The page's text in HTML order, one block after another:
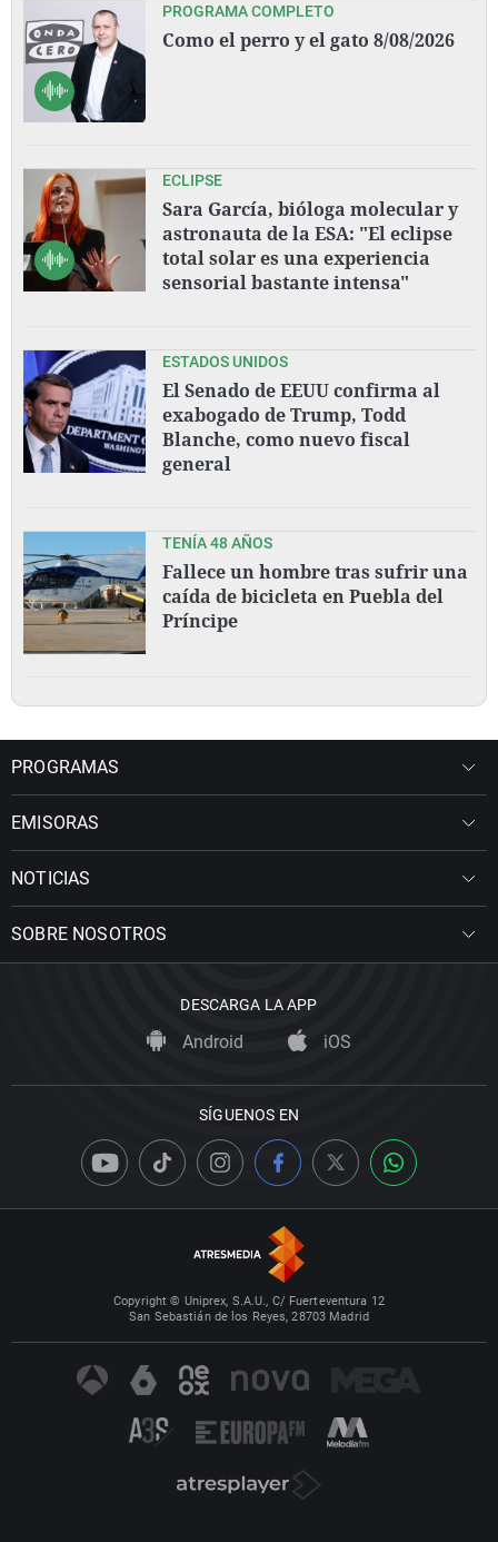
PROGRAMA COMPLETO
Como el perro y el gato 8/08/2026
ECLIPSE
Sara García, bióloga molecular y
astronauta de la ESA: "El eclipse
total solar es una experiencia
sensorial bastante intensa"
ESTADOS UNIDOS
El Senado de EEUU confirma al
exabogado de Trump, Todd
Blanche, como nuevo fiscal
general
TENÍA 48 AÑOS
Fallece un hombre tras sufrir una
caída de bicicleta en Puebla del
Príncipe
PROGRAMAS
EMISORAS
NOTICIAS
SOBRE NOSOTROS
DESCARGA LA APP
Android iOS
SÍGUENOS EN
Copyright © Uniprex, S.A.U., C/ Fuerteventura 12
San Sebastián de los Reyes, 28703 Madrid